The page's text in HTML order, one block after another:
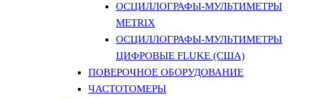
ОСЦИЛЛОГРАФЫ-МУЛЬТИМЕТРЫ
METRIX
ОСЦИЛЛОГРАФЫ-МУЛЬТИМЕТРЫ
ЦИФРОВЫЕ FLUKE (США)
ПОВЕРОЧНОЕ ОБОРУДОВАНИЕ
ЧАСТОТОМЕРЫ